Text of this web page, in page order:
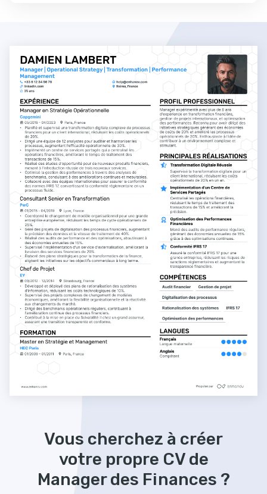
Vous cherchez à créer
votre propre CV de
Manager des Finances ?